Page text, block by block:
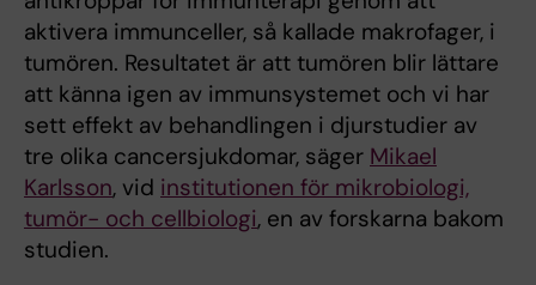
aktivera immunceller, så kallade makrofager, i
tumören. Resultatet är att tumören blir lättare
att känna igen av immunsystemet och vi har
sett effekt av behandlingen i djurstudier av
tre olika cancersjukdomar, säger Mikael
Karlsson, vid institutionen för mikrobiologi,
tumör- och cellbiologi, en av forskarna bakom
studien.